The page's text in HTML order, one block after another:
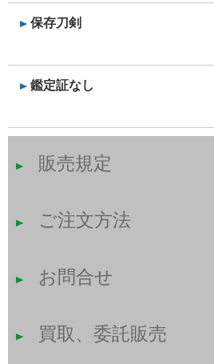
保存刀剣
鑑定証なし
販売規定
ご注文方法
お問合せ
買取、委託販売